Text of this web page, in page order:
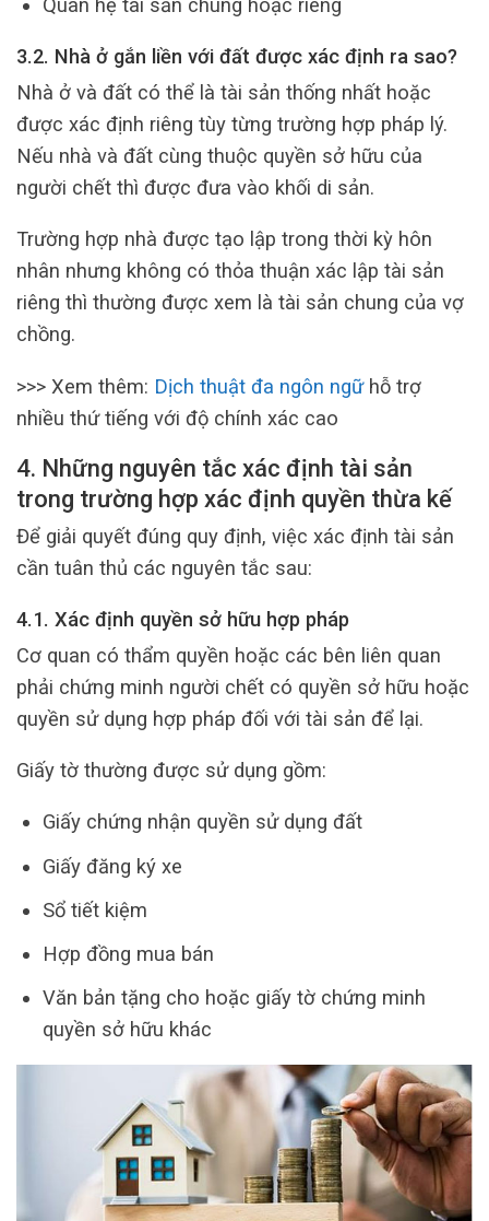
Quan hệ tài sản chung hoặc riêng
3.2. Nhà ở gắn liền với đất được xác định ra sao?
Nhà ở và đất có thể là tài sản thống nhất hoặc
được xác định riêng tùy từng trường hợp pháp lý.
Nếu nhà và đất cùng thuộc quyền sở hữu của
người chết thì được đưa vào khối di sản.
Trường hợp nhà được tạo lập trong thời kỳ hôn
nhân nhưng không có thỏa thuận xác lập tài sản
riêng thì thường được xem là tài sản chung của vợ
chồng.
>>> Xem thêm: Dịch thuật đa ngôn ngữhỗ trợ
nhiều thứ tiếng với độ chính xác cao
4. Những nguyên tắc xác định tài sản
trong trường hợp xác định quyền thừa kế
Để giải quyết đúng quy định, việc xác định tài sản
cần tuân thủ các nguyên tắc sau:
4.1. Xác định quyền sở hữu hợp pháp
Cơ quan có thẩm quyền hoặc các bên liên quan
phải chứng minh người chết có quyền sở hữu hoặc
quyền sử dụng hợp pháp đối với tài sản để lại.
Giấy tờ thường được sử dụng gồm:
Giấy chứng nhận quyền sử dụng đất
Giấy đăng ký xe
Sổ tiết kiệm
Hợp đồng mua bán
Văn bản tặng cho hoặc giấy tờ chứng minh
quyền sở hữu khác